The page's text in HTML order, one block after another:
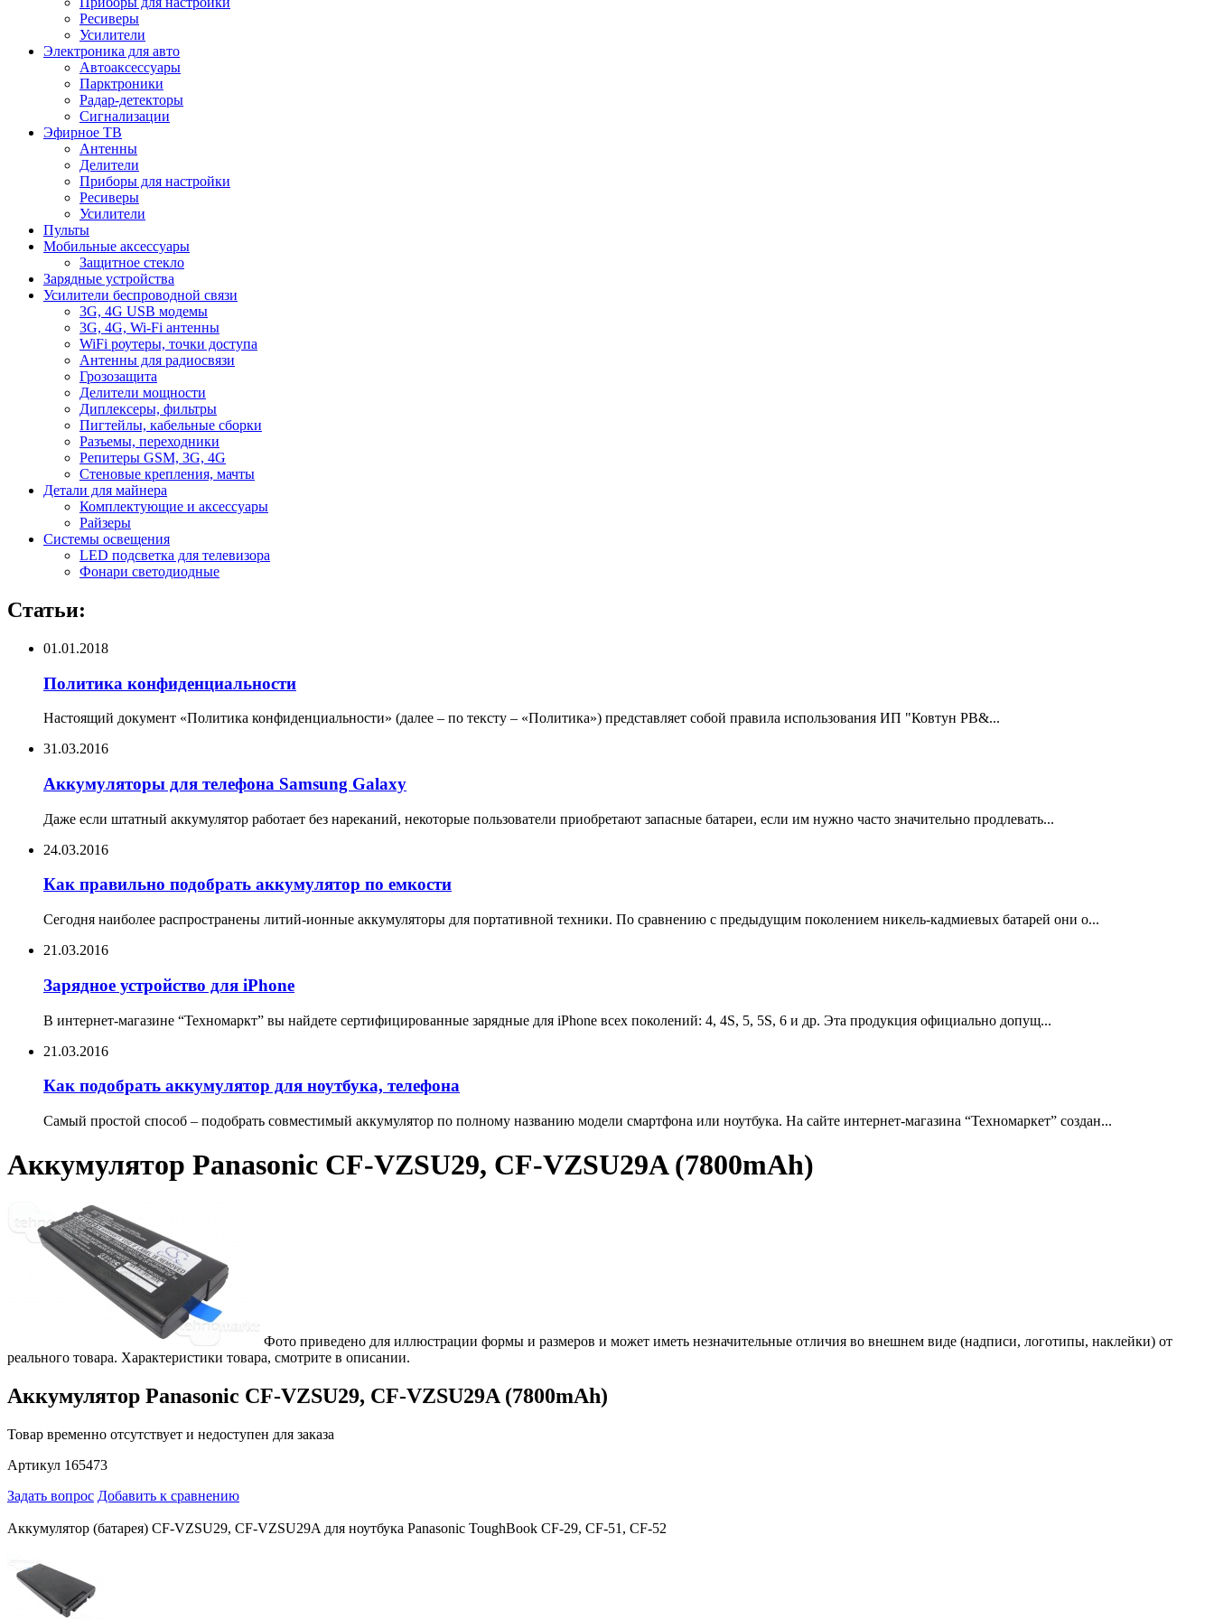
Ресиверы
Усилители
Электроника для авто
Автоаксессуары
Парктроники
Радар-детекторы
Сигнализации
Эфирное ТВ
Антенны
Делители
Приборы для настройки
Ресиверы
Усилители
Пульты
Мобильные аксессуары
Защитное стекло
Зарядные устройства
Усилители беспроводной связи
3G, 4G USB модемы
3G, 4G, Wi-Fi антенны
WiFi роутеры, точки доступа
Антенны для радиосвязи
Грозозащита
Делители мощности
Диплексеры, фильтры
Пигтейлы, кабельные сборки
Разъемы, переходники
Репитеры GSM, 3G, 4G
Стеновые крепления, мачты
Детали для майнера
Комплектующие и аксессуары
Райзеры
Системы освещения
LED подсветка для телевизора
Фонари светодиодные
Статьи:
01.01.2018
Политика конфиденциальности
Настоящий документ «Политика конфиденциальности» (далее – по тексту – «Политика») представляет собой правила использования ИП "Ковтун РВ&...
31.03.2016
Аккумуляторы для телефона Samsung Galaxy
Даже если штатный аккумулятор работает без нареканий, некоторые пользователи приобретают запасные батареи, если им нужно часто значительно продлевать...
24.03.2016
Как правильно подобрать аккумулятор по емкости
Сегодня наиболее распространены литий-ионные аккумуляторы для портативной техники. По сравнению с предыдущим поколением никель-кадмиевых батарей они о...
21.03.2016
Зарядное устройство для iPhone
В интернет-магазине “Техномаркт” вы найдете сертифицированные зарядные для iPhone всех поколений: 4, 4S, 5, 5S, 6 и др. Эта продукция официально допущ...
21.03.2016
Как подобрать аккумулятор для ноутбука, телефона
Самый простой способ – подобрать совместимый аккумулятор по полному названию модели смартфона или ноутбука. На сайте интернет-магазина “Техномаркет” создан...
Аккумулятор Panasonic CF-VZSU29, CF-VZSU29A (7800mAh)
Фото приведено для иллюстрации формы и размеров и может иметь незначительные отличия во внешнем виде (надписи, логотипы, наклейки) от
реального товара. Характеристики товара, смотрите в описании.
Аккумулятор Panasonic CF-VZSU29, CF-VZSU29A (7800mAh)
Товар временно отсутствует и недоступен для заказа
Артикул 165473
Задать вопрос Добавить к сравнению
Аккумулятор (батарея) CF-VZSU29, CF-VZSU29A для ноутбука Panasonic ToughBook CF-29, CF-51, CF-52